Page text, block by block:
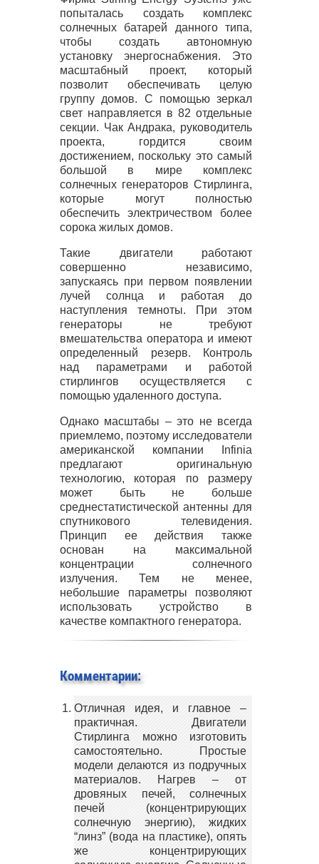
попыталась создать комплекс
солнечных батарей данного типа,
чтобы создать автономную
установку энергоснабжения. Это
масштабный проект, который
позволит обеспечивать целую
группу домов. С помощью зеркал
свет направляется в 82 отдельные
секции. Чак Андрака, руководитель
проекта, гордится своим
достижением, поскольку это самый
большой в мире комплекс
солнечных генераторов Стирлинга,
которые могут полностью
обеспечить электричеством более
сорока жилых домов.
Такие двигатели работают
совершенно независимо,
запускаясь при первом появлении
лучей солнца и работая до
наступления темноты. При этом
генераторы не требуют
вмешательства оператора и имеют
определенный резерв. Контроль
над параметрами и работой
стирлингов осуществляется с
помощью удаленного доступа.
Однако масштабы – это не всегда
приемлемо, поэтому исследователи
американской компании Infinia
предлагают оригинальную
технологию, которая по размеру
может быть не больше
среднестатистической антенны для
спутникового телевидения.
Принцип ее действия также
основан на максимальной
концентрации солнечного
излучения. Тем не менее,
небольшие параметры позволяют
использовать устройство в
качестве компактного генератора.
Комментарии:
Отличная идея, и главное –
практичная. Двигатели
Стирлинга можно изготовить
самостоятельно. Простые
модели делаются из подручных
материалов. Нагрев – от
дровяных печей, солнечных
печей (концентрирующих
солнечную энергию), жидких
“линз” (вода на пластике), опять
же концентрирующих